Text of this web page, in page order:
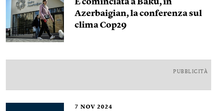
È cominciata a Baku, in
Azerbaigian, la conferenza sul
clima Cop29
PUBBLICITÀ
7 NOV 2024